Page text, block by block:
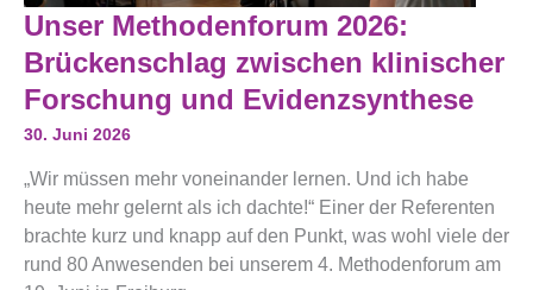
Unser Methodenforum 2026:
Brückenschlag zwischen klinischer
Forschung und Evidenzsynthese
30. Juni 2026
„Wir müssen mehr voneinander lernen. Und ich habe
heute mehr gelernt als ich dachte!“ Einer der Referenten
brachte kurz und knapp auf den Punkt, was wohl viele der
rund 80 Anwesenden bei unserem 4. Methodenforum am
Unser
Methodenforum
2026:
Brückenschlag
Zwischen
Klinischer
Forschung
Evidenzsynthese